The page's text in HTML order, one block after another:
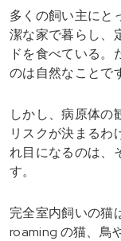
多くの飼い主にと
潔な家で暮らし、
ドを食べている。
のは自然なことで
しかし、病原体の
リスクが決まるわ
れ目になるのは、
す。
完全室内飼いの猫
roaming の猫、鳥